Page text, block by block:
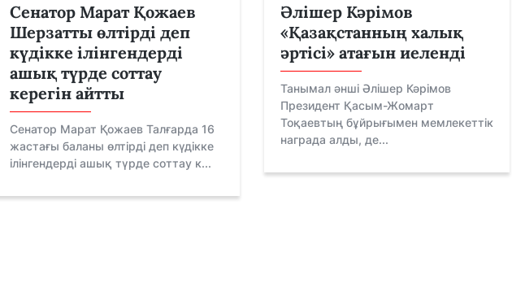
Сенатор Марат Қожаев
Шерзатты өлтірді деп
күдікке ілінгендерді
ашық түрде соттау
керегін айтты
Сенатор Марат Қожаев Талғарда 16
жастағы баланы өлтірді деп күдікке
ілінгендерді ашық түрде соттау к...
Әлішер Кәрімов
«Қазақстанның халық
әртісі» атағын иеленді
Танымал әнші Әлішер Кәрімов
Президент Қасым-Жомарт
Тоқаевтың бұйрығымен мемлекеттік
награда алды, де...